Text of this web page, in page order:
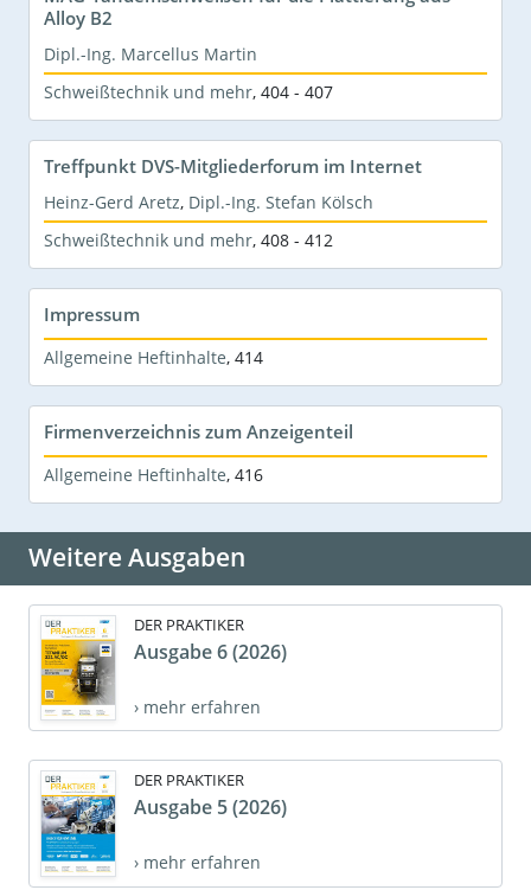
Alloy B2
Dipl.-Ing. Marcellus Martin
Schweißtechnik und mehr, 404 - 407
Treffpunkt DVS-Mitgliederforum im Internet
Heinz-Gerd Aretz, Dipl.-Ing. Stefan Kölsch
Schweißtechnik und mehr, 408 - 412
Impressum
Allgemeine Heftinhalte, 414
Firmenverzeichnis zum Anzeigenteil
Allgemeine Heftinhalte, 416
Weitere Ausgaben
DER PRAKTIKER
Ausgabe 6 (2026)
› mehr erfahren
DER PRAKTIKER
Ausgabe 5 (2026)
› mehr erfahren